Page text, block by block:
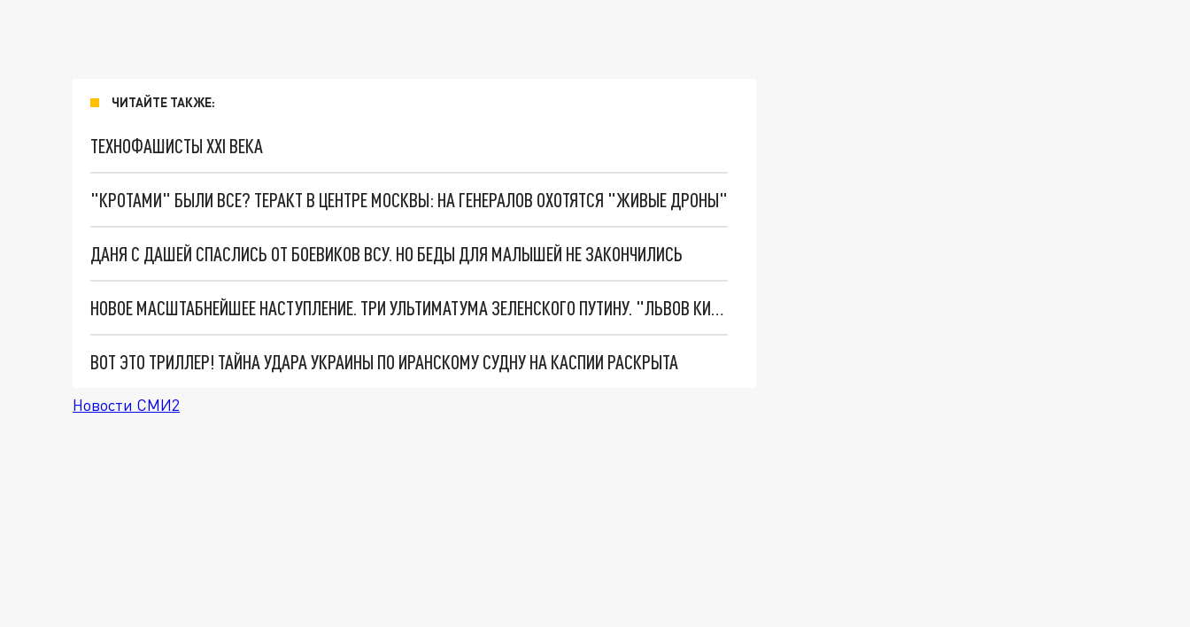
ЧИТАЙТЕ ТАКЖЕ:
ТЕХНОФАШИСТЫ XXI ВЕКА
"КРОТАМИ" БЫЛИ ВСЕ? ТЕРАКТ В ЦЕНТРЕ МОСКВЫ: НА ГЕНЕРАЛОВ ОХОТЯТСЯ "ЖИВЫЕ ДРОНЫ"
ДАНЯ С ДАШЕЙ СПАСЛИСЬ ОТ БОЕВИКОВ ВСУ. НО БЕДЫ ДЛЯ МАЛЫШЕЙ НЕ ЗАКОНЧИЛИСЬ
НОВОЕ МАСШТАБНЕЙШЕЕ НАСТУПЛЕНИЕ. ТРИ УЛЬТИМАТУМА ЗЕЛЕНСКОГО ПУТИНУ. "ЛЬВОВ КИМА" ПОСТАВЯТ НА ПВО? ГЛОБАЛЬНЫЙ ПРОРЫВ ПОД ЗАПОРОЖЬЕМ
ВОТ ЭТО ТРИЛЛЕР! ТАЙНА УДАРА УКРАИНЫ ПО ИРАНСКОМУ СУДНУ НА КАСПИИ РАСКРЫТА
Новости СМИ2